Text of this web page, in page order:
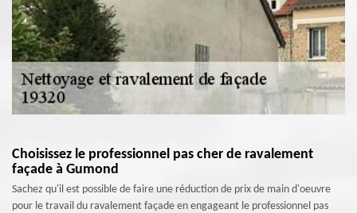
Choisissez le professionnel pas cher de ravalement
façade à Gumond
Sachez qu'il est possible de faire une réduction de prix de main d'oeuvre
pour le travail du ravalement façade en engageant le professionnel pas